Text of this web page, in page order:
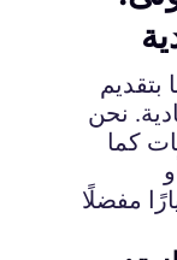
بتقديم
نحن
كما
مفضلًا